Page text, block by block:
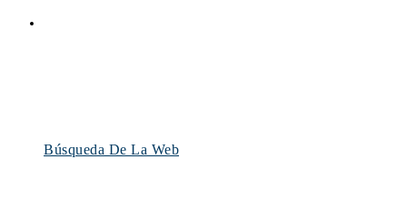
Búsqueda De La Web